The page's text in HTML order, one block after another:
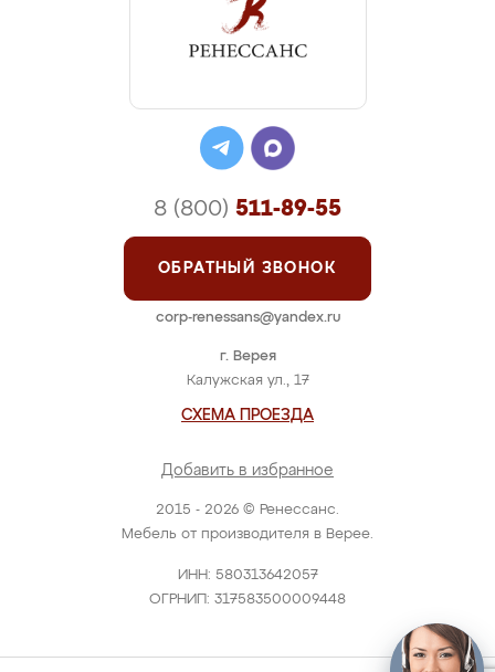
2015 - 2026 © Ренессанс.
Мебель от производителя в Верее.
ИНН: 580313642057
ОГРНИП: 317583500009448
г. Верея
Калужская ул., 17
СХЕМА ПРОЕЗДА
Добавить в избранное
8 (800) 511-89-55
ОБРАТНЫЙ ЗВОНОК
corp-renessans@yandex.ru